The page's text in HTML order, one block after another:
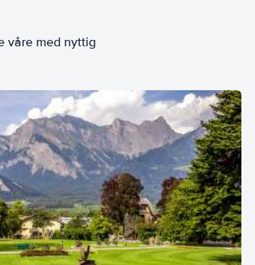
våre med nyttig